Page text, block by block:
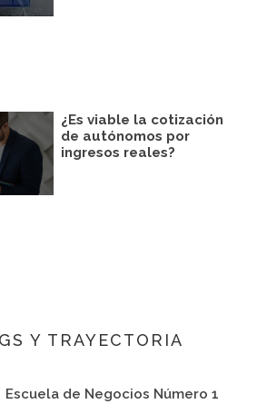
¿Es viable la cotización
de autónomos por
ingresos reales?
Y TRAYECTORIA
Escuela de Negocios Número 1